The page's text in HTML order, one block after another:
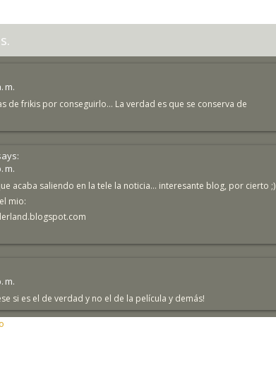
m.
de frikis por conseguirlo... La verdad es que se conserva de
m.
acaba saliendo en la tele la noticia... interesante blog, por cierto ;)
mio:
m.
si es el de verdad y no el de la película y demás!